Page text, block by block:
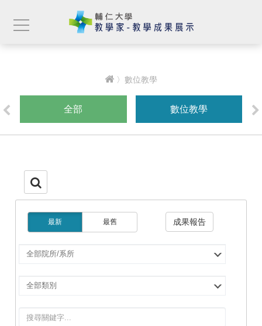
〉數位教學
全部 數位教學
最新 最舊 成果報告
選
所/
所
選
別